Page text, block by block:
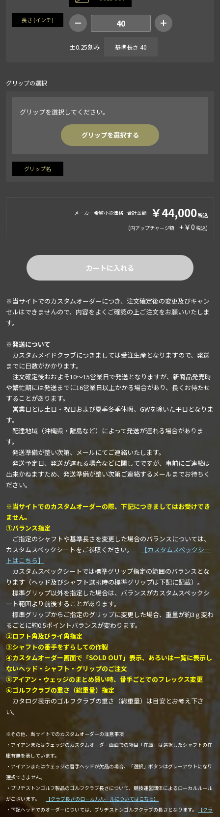
長さ (インチ) 40
±0.25刻み 基準長さ 40
グリップの選択
グリップを選択してください。
グリップを選択する
グリップ名
メーカー希望小売価格 合計金額 ￥44,000
(内アップチャージ額 +￥0 )
カートに入れる
※当サイトでのカスタムオーダーにつき、注文確定後の変更及びキャン
セルはできませんので、内容をよくご確認の上ご注文をお願いいたしま
す。
※発送について
カスタムメイドクラブにつきましては受注生産となりますので、発送
までに日数がかかります。
注文確定後おおよそ10～15営業日で発送となりますが、新商品発売時
や繁忙期には発送までに16営業日以上かかる場合があり、長くお待たせ
することがあります。
営業日とは土日・祝日および夏季冬季休暇、GWを除いた平日となりま
す。
配達地域（沖縄県・離島など）によって発送が遅れる場合がありま
す。
発送準備が整い次第、メールにてご連絡いたします。
発送予定日、発送が遅れる場合などに関してですが、事前にご連絡は
出来かねますため、発送準備が整い次第ご連絡するメールまでお待ちく
ださい。
※当サイトでのカスタムオーダーの際、下記につきましてはお受けでき
ません。
①バランス指定
ご指定のシャフトや基準長さを変更した場合のバランスについては、
カスタムスペックシートをご参照ください。
【カスタムスペックシー
トはこちら】
カスタムスペックシートでは標準グリップ指定の範囲のバランスとな
ります（ヘッド及びシャフト選択時の標準グリップは下記に記載）。
標準グリップ以外を指定した場合は、バランスがカスタムスペックシ
ート範囲より前後することがあります。
標準グリップからご指定のグリップに変更した場合、重量が約3ｇ変わ
るごとに約0.5ポイントバランスが変わります。
②ロフト角及びライ角指定
③シャフトの番手をずらしての作製
④カスタムオーダー画面で「SOLD OUT」表示、あるいは一覧に表示し
ないヘッド・シャフト・グリップのご注文
⑤アイアン・ウェッジのまとめ買い時、番手ごとでのフレックス変更
⑥ゴルフクラブの重さ（総重量）指定
カタログ表示のゴルフクラブの重さ（総重量）は目安とお考え下さ
い。
※その他、当サイトでのカスタムオーダーの注意事項
・アイアンまたはウェッジのカスタムオーダー画面での項目「在庫」は選択したシャフトの在
庫有無を表しています。
・アイアンまたはウェッジの番手ヘッドが欠品の場合、「選択」ボタンはグレーアウトになり
選択できません。
・ブリヂストンゴルフ製品のゴルフクラブ長さについて、競技運営団体によるローカルルール
がございます。
【クラブ長さのローカルルールについてはこちら】
・下記ヘッドでのオーダーについては、ブリヂストンゴルフクラブの長さとなります。
【クラ